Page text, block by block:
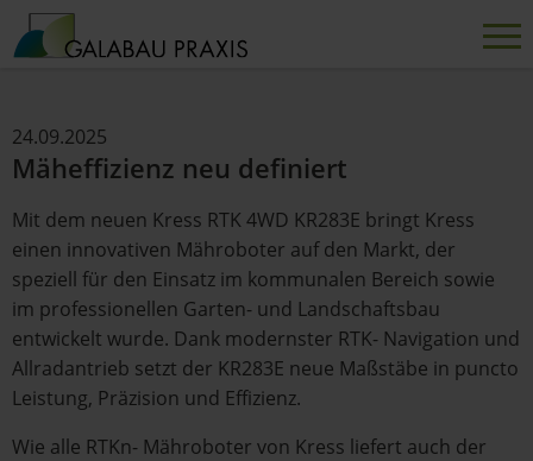
24.09.2025
Mäheffizienz neu definiert
Mit dem neuen Kress RTK 4WD KR283E bringt Kress
einen innovativen Mähroboter auf den Markt, der
speziell für den Einsatz im kommunalen Bereich sowie
im professionellen Garten- und Landschaftsbau
entwickelt wurde. Dank modernster RTK- Navigation und
Allradantrieb setzt der KR283E neue Maßstäbe in puncto
Leistung, Präzision und Effizienz.
Wie alle RTKn- Mähroboter von Kress liefert auch der